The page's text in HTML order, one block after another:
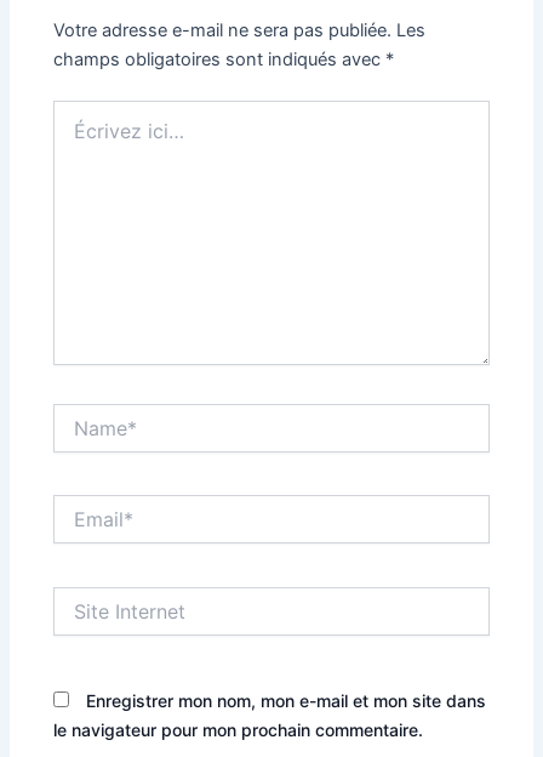
Votre adresse e-mail ne sera pas publiée. Les
champs obligatoires sont indiqués avec *
ici…
Internet
Enregistrer mon nom, mon e-mail et mon site dans
le navigateur pour mon prochain commentaire.